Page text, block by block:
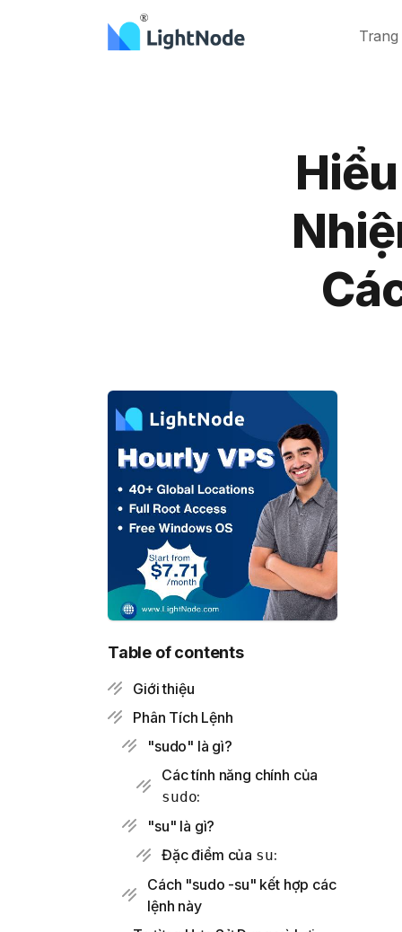
Trang
Table of contents
Giới thiệu
Phân Tích Lệnh
"sudo" là gì?
Các tính năng chính của
sudo:
"su" là gì?
Đặc điểm của su:
Cách "sudo -su" kết hợp các
lệnh này